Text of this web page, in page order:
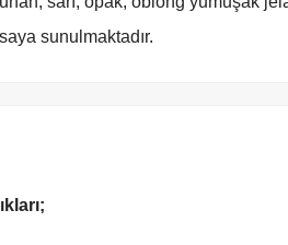
sunulmaktadır.